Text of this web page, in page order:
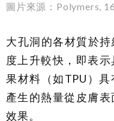
圖片來源：Polymers,
大孔洞的各材質於
度上升較快，即表
果材料（如TPU）
產生的熱量從皮膚
效果。